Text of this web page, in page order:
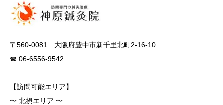
〒560-0081 大阪府豊中市新千里北町2-16-10
☎ 06-6556-9542
【訪問可能エリア】
〜 北摂エリア 〜